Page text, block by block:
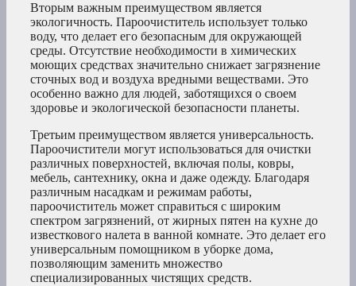
Вторым важным преимуществом является
экологичность. Пароочиститель использует только
воду, что делает его безопасным для окружающей
среды. Отсутствие необходимости в химических
моющих средствах значительно снижает загрязнение
сточных вод и воздуха вредными веществами. Это
особенно важно для людей, заботящихся о своем
здоровье и экологической безопасности планеты.
Третьим преимуществом является универсальность.
Пароочистители могут использоваться для очистки
различных поверхностей, включая полы, ковры,
мебель, сантехнику, окна и даже одежду. Благодаря
различным насадкам и режимам работы,
пароочиститель может справиться с широким
спектром загрязнений, от жирных пятен на кухне до
известкового налета в ванной комнате. Это делает его
универсальным помощником в уборке дома,
позволяющим заменить множество
специализированных чистящих средств.